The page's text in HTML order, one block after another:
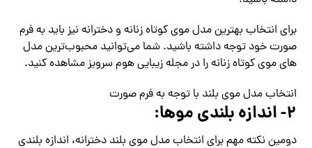
برای انتخاب بهترین مدل موی کوتاه زنانه و دخترانه نیز باید به فرم
صورت خود توجه داشته باشید. شما می‌توانید محبوب‌ترین مدل
های موی کوتاه زنانه را در مجله زیبایی هوم سرویز مشاهده کنید.
انتخاب مدل موی بلند با توجه به فرم صورت
۲- اندازه بلندی موها:
دومین نکته مهم برای انتخاب مدل موی بلند دخترانه، اندازه بلندی